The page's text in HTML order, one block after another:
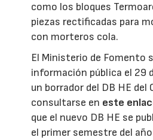
como los bloques
piezas rectificadas para
con morteros cola.
El Ministerio de Fomento
información pública el 29
un borrador del DB HE del
consultarse en este
que el nuevo DB HE se
el primer semestre del